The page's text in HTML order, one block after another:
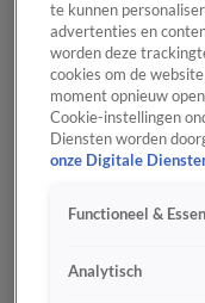
te kunnen
advertenties en
worden deze
cookies om de
moment opnieuw
Cookie-instellingen
Diensten worden
onze Digitale
Functioneel &
Analytisch